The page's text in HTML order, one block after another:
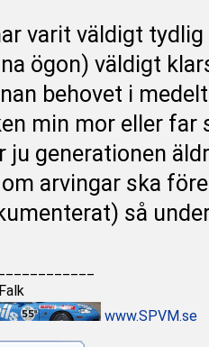
varit väldigt
ögon) väldigt
behovet i
min mor eller far
ju generationen
om arvingar ska
så
www.SPVM.se